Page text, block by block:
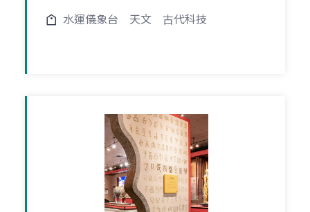
水運儀象台 天文 古代科技